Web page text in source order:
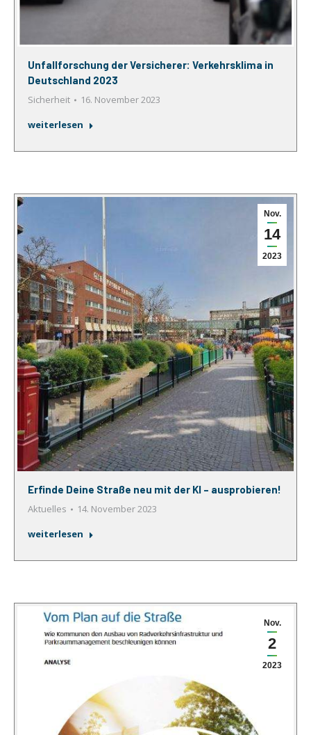
Unfallforschung der Versicherer: Ver­kehrs­klima in
Deutsch­land 2023
Sicherheit
16. November 2023
weiterlesen
Nov.
14
2023
Erfinde Deine Straße neu mit der KI – ausprobieren!
Aktuelles
14. November 2023
weiterlesen
Nov.
2
2023